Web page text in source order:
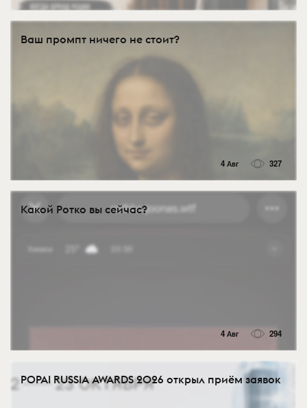
Ваш промпт ничего не стоит?
4 Авг 327
Какой Ротко вы сейчас?
4 Авг 294
POPAI RUSSIA AWARDS 2026 открыл приём заявок